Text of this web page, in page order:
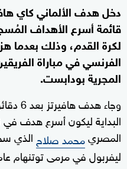
دخل هدف الألماني كاي
قائمة أسرع الأهداف
لكرة القدم، وذلك بعدما
الفرنسي في مباراة
المجرية بودابست.
وجاء
البداية ليكون أسرع هدف
المصريمحمد صلاح
ليفربول في مرمى توتنهام عام